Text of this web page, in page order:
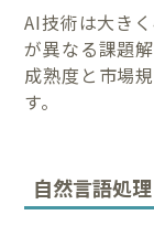
AI技術は大き
が異なる課題
成熟度と市場
す。
自然言語処